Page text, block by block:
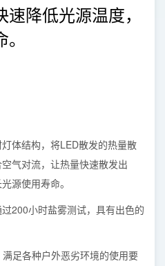
降低光源温度，
体结构，将LED散发的热量散
气对流，让热量快速散发出
源使用寿命。
200小时盐雾测试，具有出色的
足各种户外恶劣环境的使用要